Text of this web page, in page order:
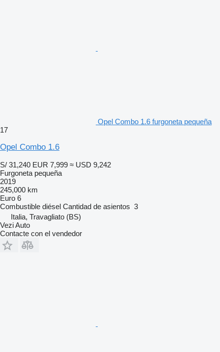
Opel Combo 1.6 furgoneta pequeña
17
Opel Combo 1.6
S/ 31,240 EUR 7,999 ≈ USD 9,242
Furgoneta pequeña
2019
245,000 km
Euro 6
Combustible diésel Cantidad de asientos 3
Italia, Travagliato (BS)
Vezi Auto
Contacte con el vendedor